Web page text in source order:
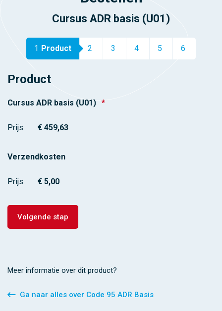
Cursus ADR basis (U01)
1 Product 2 3 4 5 6
Product
Cursus ADR basis (U01) *
Prijs:
Verzendkosten
Prijs:
Volgende stap
Meer informatie over dit product?
Ga naar alles over Code 95 ADR Basis